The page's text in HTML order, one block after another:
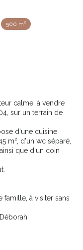
500 m²
calme, à vendre
sur un terrain de
d'une cuisine
m², d'un wc séparé,
que d'un coin
famille, à visiter sans